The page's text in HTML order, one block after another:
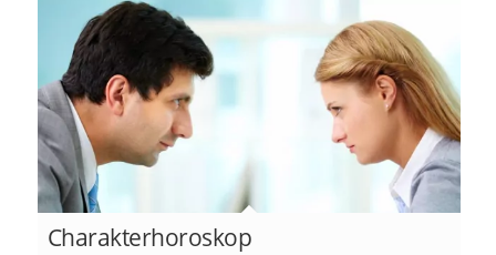
Charakterhoroskop